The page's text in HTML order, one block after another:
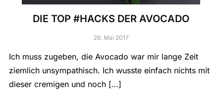
DIE TOP #HACKS DER AVOCADO
26. Mai 2017
Ich muss zugeben, die Avocado war mir lange Zeit
ziemlich unsympathisch. Ich wusste einfach nichts mit
dieser cremigen und noch […]